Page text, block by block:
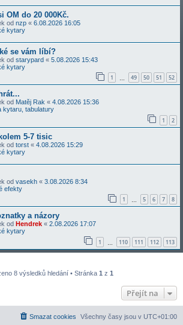
OM do 20 000Kč.
od nzp « 6.08.2026 16:05
kytary
se vám líbí?
od starypard « 5.08.2026 15:43
kytary
1 49 50 51 52
od Matěj Rak « 4.08.2026 15:36
kytaru, tabulatury
1 2
5-7 tisic
od torst « 4.08.2026 15:29
kytary
od vasekh « 3.08.2026 8:34
efekty
1 5 6 7 8
a názory
od Hendrek « 2.08.2026 17:07
kytary
1 110 111 112 113
8 výsledků hledání • Stránka 1 z 1
Přejít na
Všechny časy jsou v UTC+01:00
Smazat cookies